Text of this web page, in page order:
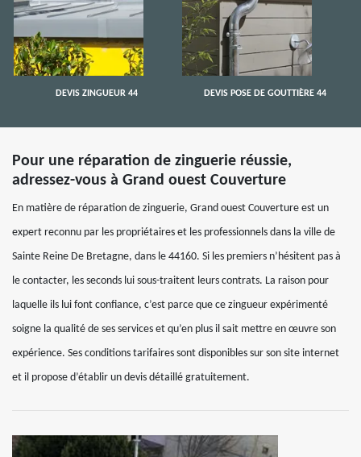
DEVIS ZINGUEUR 44 DEVIS POSE DE GOUTTIÈRE 44
Pour une réparation de zinguerie réussie,
adressez-vous à Grand ouest Couverture
En matière de réparation de zinguerie, Grand ouest Couverture est un
expert reconnu par les propriétaires et les professionnels dans la ville de
Sainte Reine De Bretagne, dans le 44160. Si les premiers n’hésitent pas à
le contacter, les seconds lui sous-traitent leurs contrats. La raison pour
laquelle ils lui font confiance, c’est parce que ce zingueur expérimenté
soigne la qualité de ses services et qu’en plus il sait mettre en œuvre son
expérience. Ses conditions tarifaires sont disponibles sur son site internet
et il propose d’établir un devis détaillé gratuitement.